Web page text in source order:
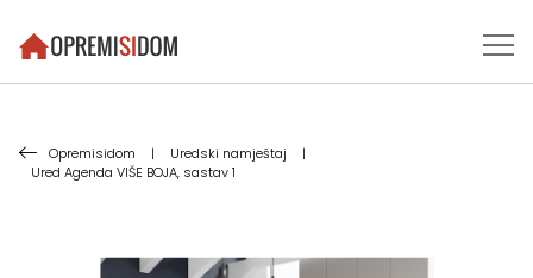
Opremisidom | Uredski namještaj
|
Ured Agenda VIŠE BOJA, sastav 1